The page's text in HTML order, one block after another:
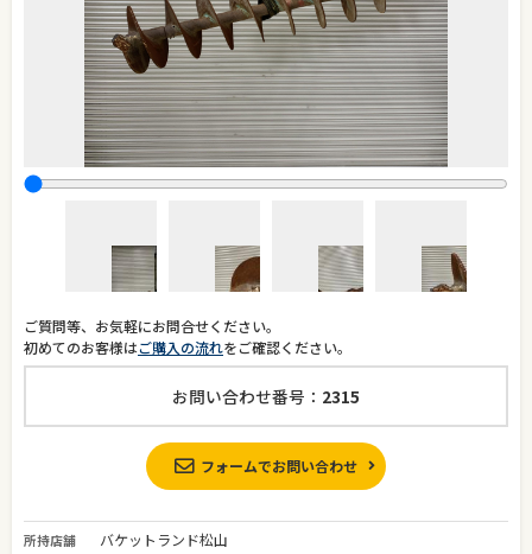
ご質問等、お気軽にお問合せください。
初めてのお客様はご購入の流れをご確認ください。
お問い合わせ番号： 2315
フォームでお問い合わせ
所持店舗 バケットランド松山